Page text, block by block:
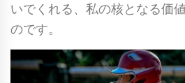
いでくれる、私の核となる価
のです。